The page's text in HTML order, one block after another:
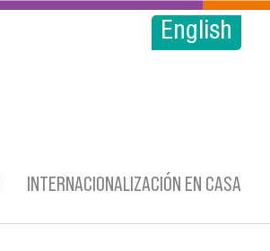
English
INTERNACIONALIZACIÓN EN CASA